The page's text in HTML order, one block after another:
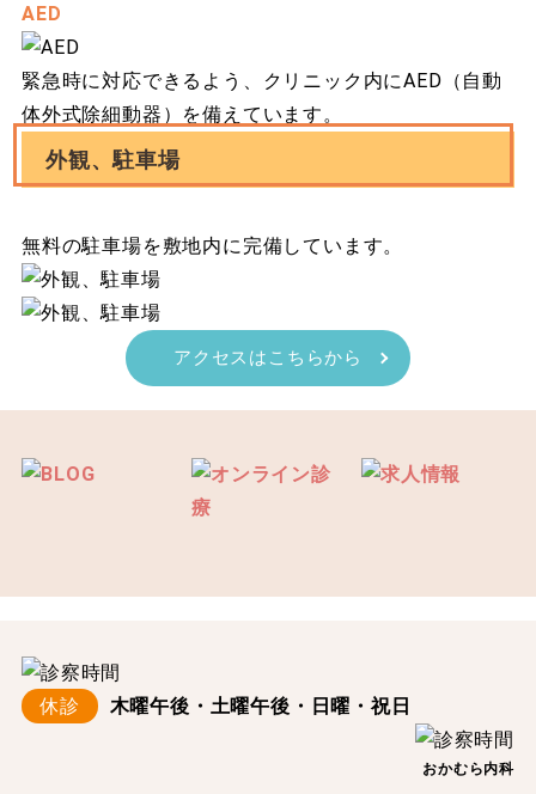
AED
緊急時に対応できるよう、クリニック内にAED（自動
体外式除細動器）を備えています。
外観、駐車場
無料の駐車場を敷地内に完備しています。
アクセスはこちらから
休診 木曜午後・土曜午後・日曜・祝日
おかむら内科